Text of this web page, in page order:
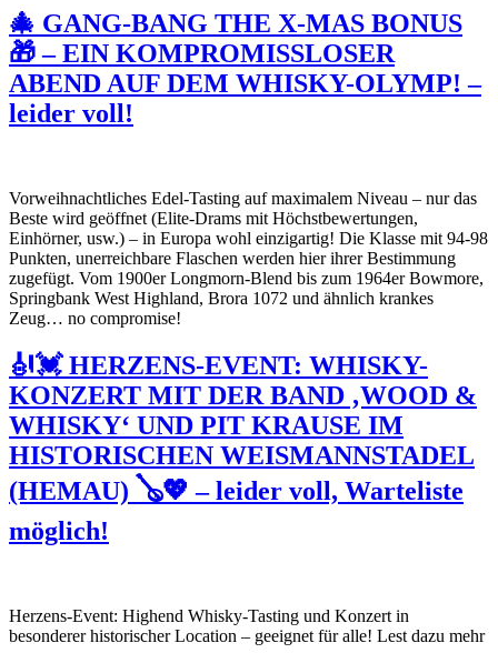
🎄 GANG-BANG THE X-MAS BONUS
🎁 – EIN KOMPROMISSLOSER
ABEND AUF DEM WHISKY-OLYMP! –
leider voll!
Vorweihnachtliches Edel-Tasting auf maximalem Niveau – nur das
Beste wird geöffnet (Elite-Drams mit Höchstbewertungen,
Einhörner, usw.) – in Europa wohl einzigartig! Die Klasse mit 94-98
Punkten, unerreichbare Flaschen werden hier ihrer Bestimmung
zugefügt. Vom 1900er Longmorn-Blend bis zum 1964er Bowmore,
Springbank West Highland, Brora 1072 und ähnlich krankes
Zeug… no compromise!
🎻💓 HERZENS-EVENT: WHISKY-
KONZERT MIT DER BAND ‚WOOD &
WHISKY‘ UND PIT KRAUSE IM
HISTORISCHEN WEISMANNSTADEL
(HEMAU) 🪕💖 – leider voll, Warteliste
möglich!
Herzens-Event: Highend Whisky-Tasting und Konzert in
besonderer historischer Location – geeignet für alle! Lest dazu mehr